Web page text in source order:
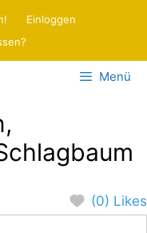
Einloggen
Menü
(0) Likes